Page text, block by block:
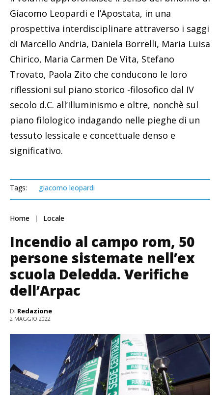
Giacomo Leopardi e l’Apostata, in una
prospettiva interdisciplinare attraverso i saggi
di Marcello Andria, Daniela Borrelli, Maria Luisa
Chirico, Maria Carmen De Vita, Stefano
Trovato, Paola Zito che conducono le loro
riflessioni sul piano storico -filosofico dal IV
secolo d.C. all’Illuminismo e oltre, nonchè sul
piano filologico indagando nelle pieghe di un
tessuto lessicale e concettuale denso e
significativo.
Tags: giacomo leopardi
Home Locale
Incendio al campo rom, 50
persone sistemate nell’ex
scuola Deledda. Verifiche
dell’Arpac
Di Redazione
2 MAGGIO 2022